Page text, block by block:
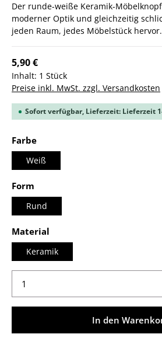
Der runde-weiße Keramik-Möbelknopf
moderner Optik und gleichzeitig
jeden Raum, jedes Möbelstück
5,90 €
Inhalt: 1 Stück
Preise inkl. MwSt. zzgl. Versandkosten
Sofort verfügbar, Lieferzeit: Lieferzeit
Farbeauswählen
Weiß
Form
Rund
Material
Keramik
Produkt Anzahl: Gib den
In den